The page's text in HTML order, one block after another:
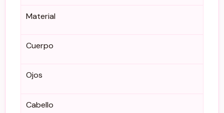
Material
Cuerpo
Ojos
Cabello